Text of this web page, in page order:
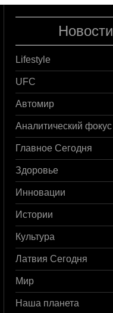
Новости
Lifestyle
UFC
Автомир
Аналитический фокус
Главное Сегодня
Здоровье
Инновации
Истории
Культура
Латвия Сегодня
Мир
Наша планета